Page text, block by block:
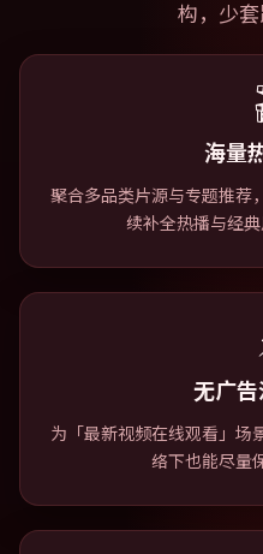
构，少套
海量
聚合多品类片源与专题推荐
续补全热播与经典
无广
为「最新视频在线观看」场
络下也能尽量